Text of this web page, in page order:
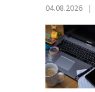
04.08.2026